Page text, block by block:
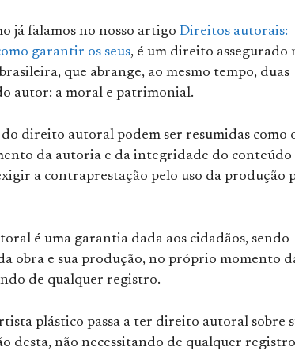
já falamos no nosso artigo Direitos autorais:
garantir os seus, é um direito assegurado
que abrange, ao mesmo tempo, duas
autor: a moral e patrimonial.
do direito autoral podem ser resumidas como
da autoria e da integridade do conteúdo
a contraprestação pelo uso da produção
é uma garantia dada aos cidadãos, sendo
obra e sua produção, no próprio momento
de qualquer registro.
plástico passa a ter direito autoral sobre
desta, não necessitando de qualquer registro